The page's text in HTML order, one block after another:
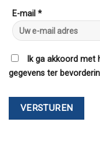
E-mail *
Ik ga akkoord met
gegevens ter